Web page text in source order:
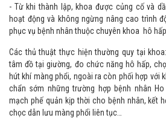
- Từ khi thành lập, khoa được củng cố và
hoạt động và không ngừng nâng cao trình
phục vụ bệnh nhân thuộc chuyên khoa hô hấp.
Các thủ thuật thực hiện thường quy tại
tâm đồ tại giường, đo chức năng hô hấp,
hút khí màng phổi, ngoài ra còn phối hợp với
chẩn sớm những trường hợp bệnh nhân
mạch phế quản kịp thời cho bệnh nhân, kết
chọc dẫn lưu màng phổi liên tục…